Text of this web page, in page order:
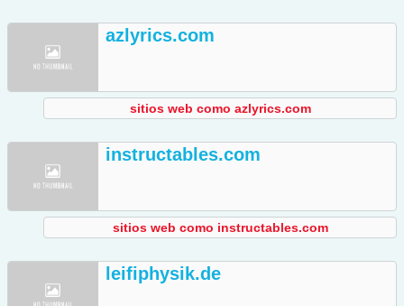
azlyrics.com
sitios web como azlyrics.com
instructables.com
sitios web como instructables.com
leifiphysik.de